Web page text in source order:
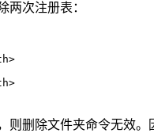
两次注册表：
则删除文件夹命令无效。